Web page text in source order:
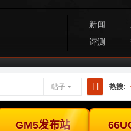
新闻
评测
帖子
搜
热搜: